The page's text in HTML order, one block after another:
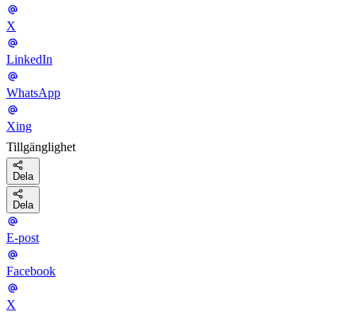
X
LinkedIn
WhatsApp
Xing
Tillgänglighet
Dela
Dela
E-post
Facebook
X